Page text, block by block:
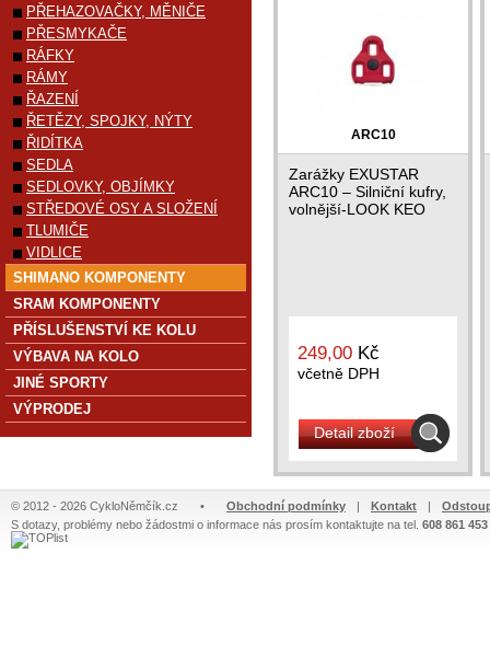
ARC10
Zarážky EXUSTAR
ARC10 – Silniční kufry,
volnější-LOOK KEO
249,00 Kč
včetně DPH
Detail zboží
PŘEHAZOVAČKY, MĚNIČE
PŘESMYKAČE
RÁFKY
RÁMY
ŘAZENÍ
ŘETĚZY, SPOJKY, NÝTY
ŘIDÍTKA
SEDLA
SEDLOVKY, OBJÍMKY
STŘEDOVÉ OSY A SLOŽENÍ
TLUMIČE
VIDLICE
SHIMANO KOMPONENTY
SRAM KOMPONENTY
PŘÍSLUŠENSTVÍ KE KOLU
VÝBAVA NA KOLO
JINÉ SPORTY
VÝPRODEJ
© 2012 - 2026 CykloNěmčík.cz • Obchodní podmínky | Kontakt |
S dotazy, problémy nebo žádostmi o informace nás prosím kontaktujte na tel. 608 861 453